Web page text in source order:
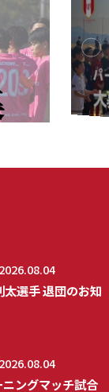
2026.08.04
太選手 退団のお知
2026.08.04
ニングマッチ試合